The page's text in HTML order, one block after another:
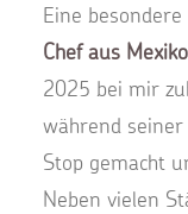
Eine
Chef aus
2025 bei mir
während
Stop gemacht
Neben vielen